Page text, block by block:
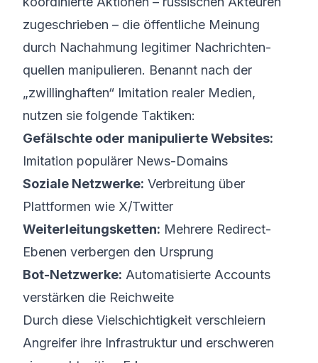
zugeschrieben – die öffentliche Meinung
durch Nachahmung legitimer Nachrichten­
quellen manipulieren. Benannt nach der
„zwillinghaften“ Imitation realer Medien,
nutzen sie folgende Taktiken:
Gefälschte oder manipulierte Websites:
Imitation populärer News-Domains
Soziale Netzwerke: Verbreitung über
Plattformen wie X/Twitter
Weiterleitungs­ketten: Mehrere Redirect-
Ebenen verbergen den Ursprung
Bot-Netzwerke: Automatisierte Accounts
verstärken die Reichweite
Durch diese Vielschichtigkeit verschleiern
Angreifer ihre Infrastruktur und erschweren